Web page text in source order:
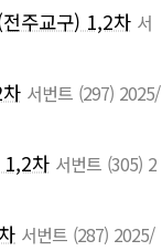
주교구) 1,2차 서
서번트 (297) 2025/
1,2차 서번트 (305) 2
서번트 (287) 2025/